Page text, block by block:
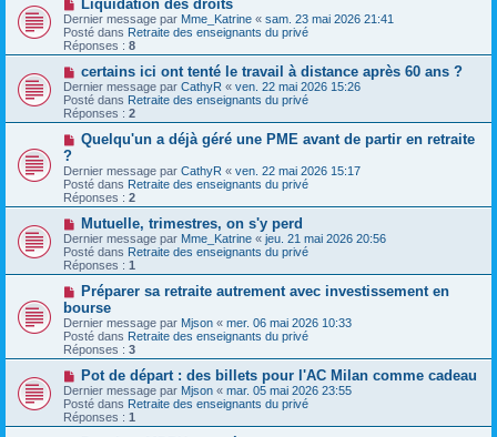
a
g
e
u
m
e
s
s
a
g
e
o
u
v
e
a
u
m
e
s
s
a
e
Liquidation des droits
Dernier message par Mme_Katrine « sam. 23 mai 2026 21:41
Posté dans Retraite des enseignants du privé
Réponses : 8
N
o
u
v
e
a
e
s
s
a
g
e
certains ici ont tenté le travail à distance après 60 ans ?
Dernier message par CathyR « ven. 22 mai 2026 15:26
Posté dans Retraite des enseignants du privé
Réponses : 2
N
v
e
a
u
m
e
s
s
a
g
e
Quelqu'un a déjà géré une PME avant de partir en retraite
?
Dernier message par CathyR « ven. 22 mai 2026 15:17
Posté dans Retraite des enseignants du privé
Réponses : 2
N
o
u
v
e
a
u
m
e
s
s
a
g
e
Mutuelle, trimestres, on s'y perd
Dernier message par Mme_Katrine « jeu. 21 mai 2026 20:56
Posté dans Retraite des enseignants du privé
Réponses : 1
N
u
v
e
a
u
m
e
s
s
Préparer sa retraite autrement avec investissement en
bourse
Dernier message par Mjson « mer. 06 mai 2026 10:33
Posté dans Retraite des enseignants du privé
Réponses : 3
N
o
u
v
e
Pot de départ : des billets pour l'AC Milan comme cadeau
Dernier message par Mjson « mar. 05 mai 2026 23:55
Posté dans Retraite des enseignants du privé
Réponses : 1